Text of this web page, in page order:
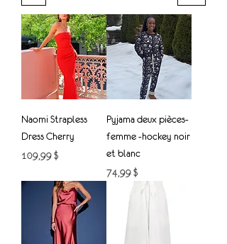
Naomi Strapless
Dress Cherry
Prix
109,99 $
Pyjama deux pièces-
femme -hockey noir
et blanc
Prix
74,99 $